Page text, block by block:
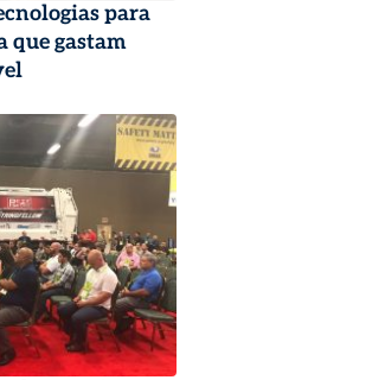
para
que gastam